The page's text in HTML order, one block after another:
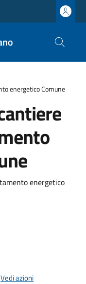
energetico Comune
energetico
Vedi azioni